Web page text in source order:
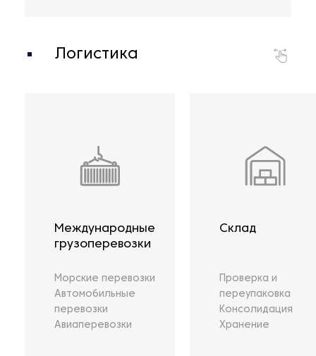
Логистика
Международные
грузоперевозки
Морские перевозки
Автомобильные
перевозки
Авиаперевозки
Склад
Проверка и
переупаковка
Консолидация
Хранение